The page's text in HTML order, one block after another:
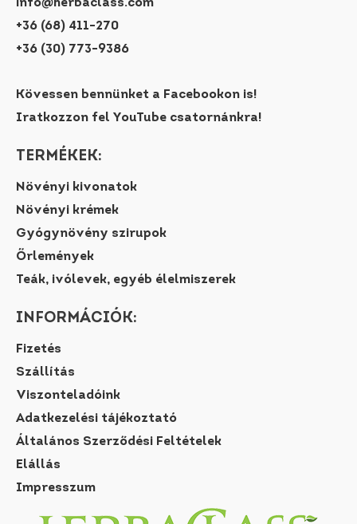
info@herbaclass.com
+36 (68) 411-270
+36 (30) 773-9386
Kövessen bennünket a Facebookon is!
Iratkozzon fel YouTube csatornánkra!
TERMÉKEK:
Növényi kivonatok
Növényi krémek
Gyógynövény szirupok
Őrlemények
Teák, ivólevek, egyéb élelmiszerek
INFORMÁCIÓK:
Fizetés
Szállítás
Viszonteladóink
Adatkezelési tájékoztató
Általános Szerződési Feltételek
Elállás
Impresszum